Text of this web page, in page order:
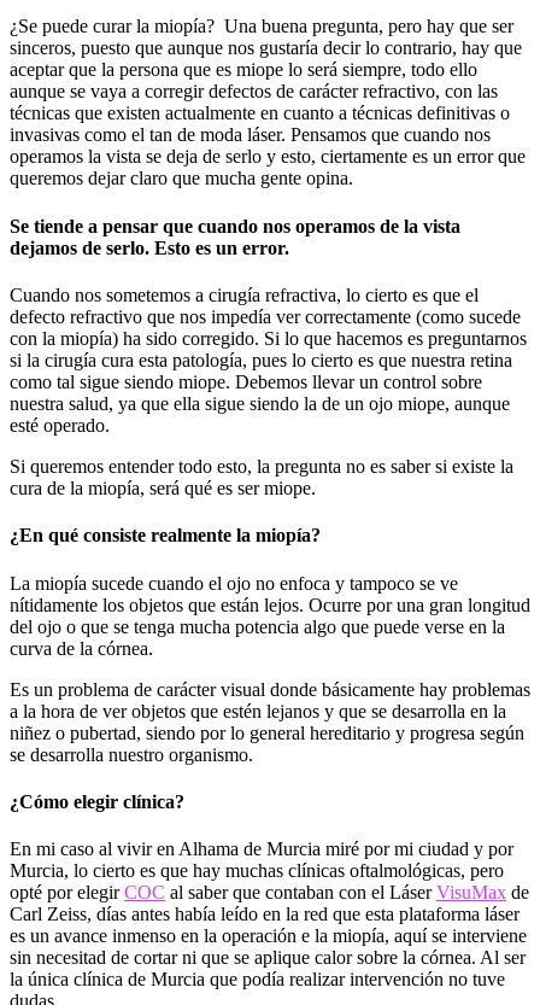
¿Se puede curar la miopía? Una buena pregunta, pero hay que ser
sinceros, puesto que aunque nos gustaría decir lo contrario, hay que
aceptar que la persona que es miope lo será siempre, todo ello
aunque se vaya a corregir defectos de carácter refractivo, con las
técnicas que existen actualmente en cuanto a técnicas definitivas o
invasivas como el tan de moda láser. Pensamos que cuando nos
operamos la vista se deja de serlo y esto, ciertamente es un error que
queremos dejar claro que mucha gente opina.
Se tiende a pensar que cuando nos operamos de la vista
dejamos de serlo. Esto es un error.
Cuando nos sometemos a cirugía refractiva, lo cierto es que el
defecto refractivo que nos impedía ver correctamente (como sucede
con la miopía) ha sido corregido. Si lo que hacemos es preguntarnos
si la cirugía cura esta patología, pues lo cierto es que nuestra retina
como tal sigue siendo miope. Debemos llevar un control sobre
nuestra salud, ya que ella sigue siendo la de un ojo miope, aunque
esté operado.
Si queremos entender todo esto, la pregunta no es saber si existe la
cura de la miopía, será qué es ser miope.
¿En qué consiste realmente la miopía?
La miopía sucede cuando el ojo no enfoca y tampoco se ve
nítidamente los objetos que están lejos. Ocurre por una gran longitud
del ojo o que se tenga mucha potencia algo que puede verse en la
curva de la córnea.
Es un problema de carácter visual donde básicamente hay problemas
a la hora de ver objetos que estén lejanos y que se desarrolla en la
niñez o pubertad, siendo por lo general hereditario y progresa según
se desarrolla nuestro organismo.
¿Cómo elegir clínica?
En mi caso al vivir en Alhama de Murcia miré por mi ciudad y por
Murcia, lo cierto es que hay muchas clínicas oftalmológicas, pero
opté por elegirCOC al saber que contaban con el LáserVisuMax de
Carl Zeiss, días antes había leído en la red que esta plataforma láser
es un avance inmenso en la operación e la miopía, aquí se interviene
sin necesitad de cortar ni que se aplique calor sobre la córnea. Al ser
la única clínica de Murcia que podía realizar intervención no tuve
dudas.